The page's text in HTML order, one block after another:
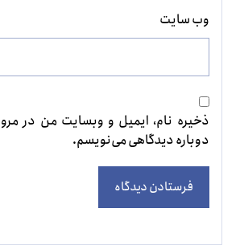
وب‌ سایت
ذخیره نام، ایمیل و وبسایت من در
دوباره دیدگاهی می‌نویسم.
فرستادن دیدگاه